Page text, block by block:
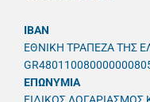
IBAN
ΕΘΝΙΚΗ ΤΡΑΠΕΖΑ ΤΗΣ
ΕΠΩΝΥΜΙΑ